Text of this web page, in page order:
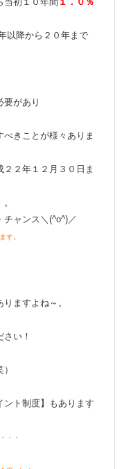
０年まで
要があり
きことが様々ありま
２年１２月３０日ま
ャンス＼(^o^)／
す。
ますよね～。
い！
ント制度】もあります
・・